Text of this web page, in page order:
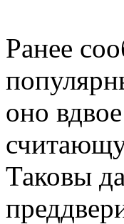
Ранее
оно
Таковы